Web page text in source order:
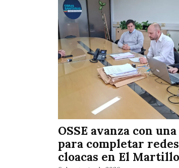
OSSE avanza con
para completar
cloacas en El Martillo